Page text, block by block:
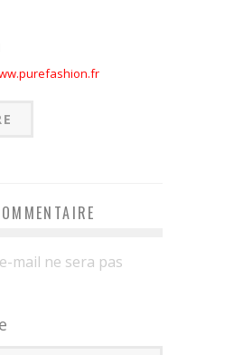
mail ne sera pas